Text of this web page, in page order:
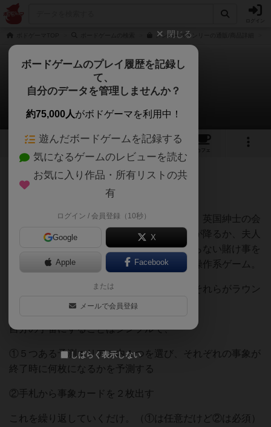
メンバーズオンリーの通販/商品詳細
メンバーズ・オンリー
ボドゲしおさんのレビュー
8 1 12
カフェ
541名 2名 0 7年以上前
皆大好きクニツィアおじさんのゲームだよ。英国紳士の会
員制クラブのメンバーとして、街に何回雨が降るか、夫人
の帽子が何回他の夫人と被るかなど、くだらない賭け事を
楽しむお金持ちの気分になって楽しむ市場操作系ゲーム。
全員が５種類の事象カードを手札に持ち、それらがラウン
ド終了時に何枚場に出るかを予測します。
自分の手番にすることはシンプルで、
①５つある予測エリアの内１つを選び、それぞれの事象が
終了時に何枚になるかを予測する
②手札から事象カードを２枚出す
これを繰り返していくだけ。（①は任意だけど②は必須）
閉じる
ボードゲームのプレイ履歴を記録し
て、
自分のデータを管理しませんか？
約75,000人がボドゲーマを利用中！
遊んだボードゲームを記録する
気になるゲームのレビューを読む
お気に入り作品・所有リストの共
有
ログイン / 会員登録（10秒）
Google X
Apple Facebook
または
メールで会員登録
しばらく表示しない